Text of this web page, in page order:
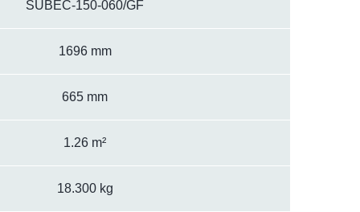
SUBEC-150-060/GF
1696 mm
665 mm
1.26 m²
18.300 kg